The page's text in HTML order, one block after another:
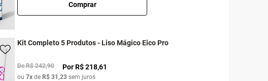
Comprar
Kit Completo 5 Produtos - Liso Mágico Eico Pro
De R$ 242,90 Por R$ 218,61
ou 7x de R$ 31,23 sem juros